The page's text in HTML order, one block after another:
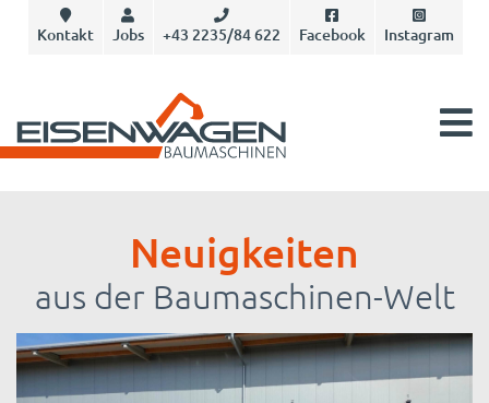
Kontakt Jobs +43 2235/84 622 Facebook Instagram
Neuigkeiten
aus der Baumaschinen-Welt